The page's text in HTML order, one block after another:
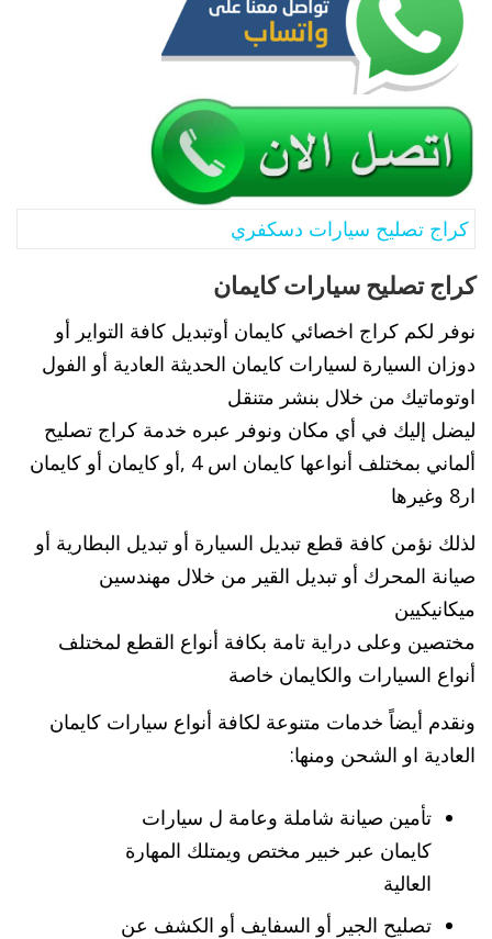
كراج تصليح سيارات دسكفري
كراج تصليح سيارات كايمان
نوفر لكم كراج اخصائي كايمان أوتبديل كافة التواير أو
دوزان السيارة لسيارات كايمان الحديثة العادية أو الفول
اوتوماتيك من خلال بنشر متنقل
ليضل إليك في أي مكان ونوفر عبره خدمة كراج تصليح
ألماني بمختلف أنواعها كايمان اس 4 ,أو كايمان أو كايمان
ار8 وغيرها
لذلك نؤمن كافة قطع تبديل السيارة أو تبديل البطارية أو
صيانة المحرك أو تبديل القير من خلال مهندسين
ميكانيكيين
مختصين وعلى دراية تامة بكافة أنواع القطع لمختلف
أنواع السيارات والكايمان خاصة
ونقدم أيضاً خدمات متنوعة لكافة أنواع سيارات كايمان
العادية او الشحن ومنها:
تأمين صيانة شاملة وعامة ل سيارات
كايمان عبر خبير مختص ويمتلك المهارة
العالية
تصليح الجير أو السفايف أو الكشف عن